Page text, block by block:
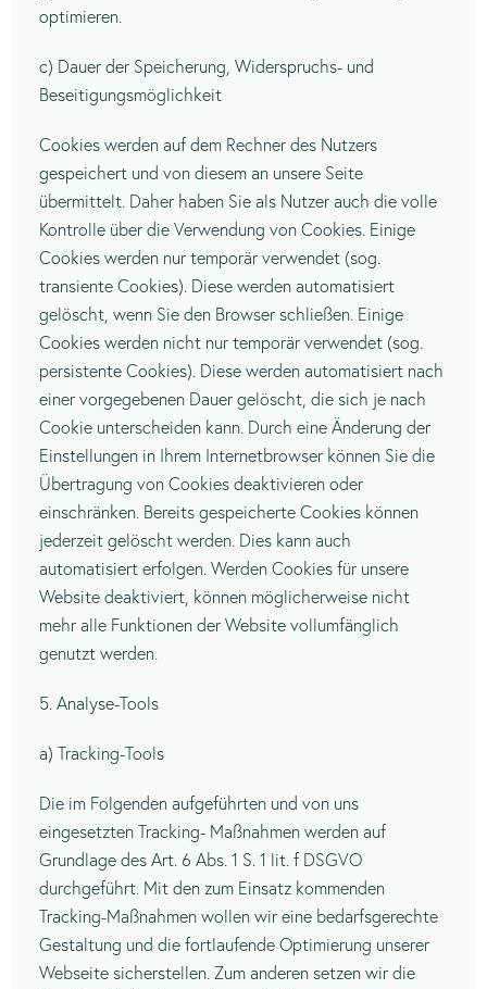
optimieren.
c) Dauer der Speicherung, Widerspruchs- und
Beseitigungsmöglichkeit
Cookies werden auf dem Rechner des Nutzers
gespeichert und von diesem an unsere Seite
übermittelt. Daher haben Sie als Nutzer auch die volle
Kontrolle über die Verwendung von Cookies. Einige
Cookies werden nur temporär verwendet (sog.
transiente Cookies). Diese werden automatisiert
gelöscht, wenn Sie den Browser schließen. Einige
Cookies werden nicht nur temporär verwendet (sog.
persistente Cookies). Diese werden automatisiert nach
einer vorgegebenen Dauer gelöscht, die sich je nach
Cookie unterscheiden kann. Durch eine Änderung der
Einstellungen in Ihrem Internetbrowser können Sie die
Übertragung von Cookies deaktivieren oder
einschränken. Bereits gespeicherte Cookies können
jederzeit gelöscht werden. Dies kann auch
automatisiert erfolgen. Werden Cookies für unsere
Website deaktiviert, können möglicherweise nicht
mehr alle Funktionen der Website vollumfänglich
genutzt werden.
5. Analyse-Tools
a) Tracking-Tools
Die im Folgenden aufgeführten und von uns
eingesetzten Tracking- Maßnahmen werden auf
Grundlage des Art. 6 Abs. 1 S. 1 lit. f DSGVO
durchgeführt. Mit den zum Einsatz kommenden
Tracking-Maßnahmen wollen wir eine bedarfsgerechte
Gestaltung und die fortlaufende Optimierung unserer
Webseite sicherstellen. Zum anderen setzen wir die